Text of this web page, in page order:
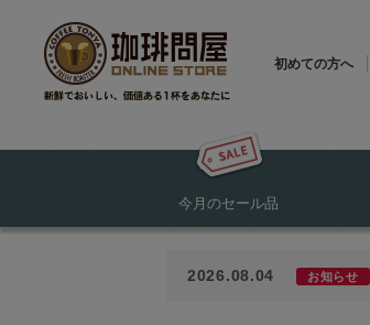
初めての方へ
今月のセール品
2026.08.04 お知らせ